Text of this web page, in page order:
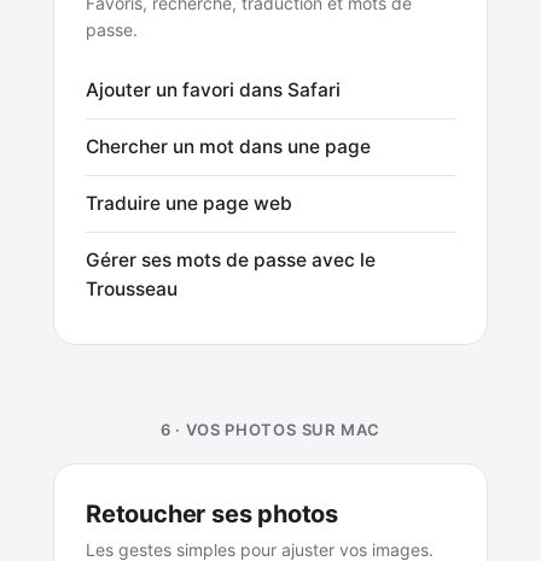
passe.
Ajouter un favori dans Safari
Chercher un mot dans une page
Traduire une page web
Gérer ses mots de passe avec le
Trousseau
6 · VOS PHOTOS SUR MAC
Retoucher ses photos
Les gestes simples pour ajuster vos images.